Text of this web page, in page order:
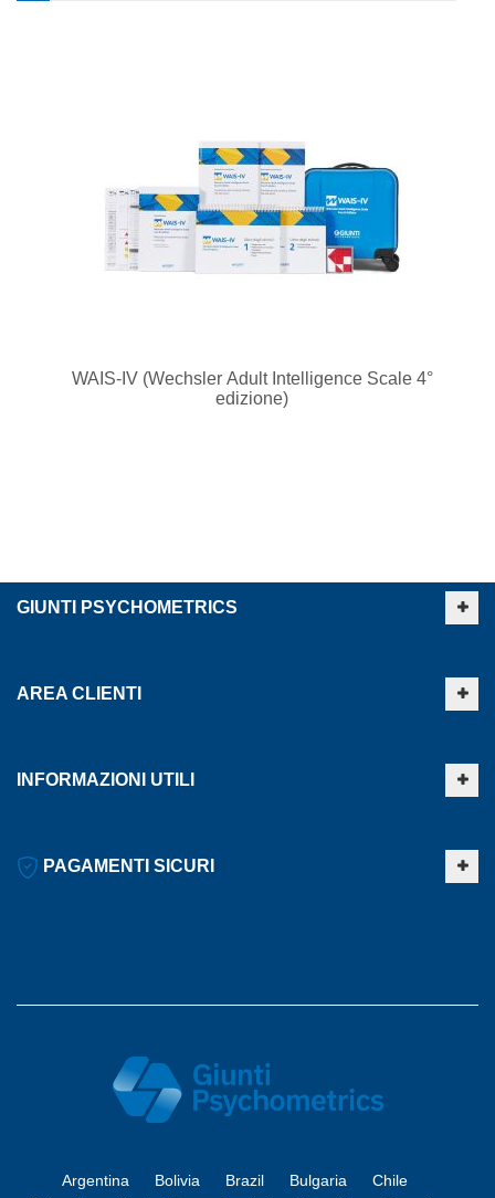
WAIS-IV (Wechsler Adult Intelligence Scale 4°
edizione)
GIUNTI PSYCHOMETRICS
AREA CLIENTI
INFORMAZIONI UTILI
PAGAMENTI SICURI
Argentina Bolivia Brazil Bulgaria
Chile